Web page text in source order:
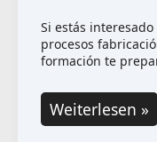
Si estás
procesos
formación te
Convertirse
en
Weiterlesen »